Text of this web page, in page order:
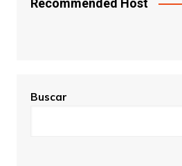
Recommended Host
Buscar